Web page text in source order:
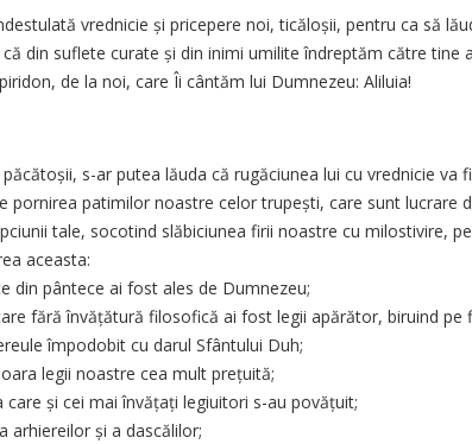
vrednicie și pricepere noi, ticăloșii, pentru ca să
din suflete curate și din inimi umilite îndreptăm către tine
de la noi, care Îi cântăm lui Dumnezeu: Aliluia!
s-ar putea lăuda că rugăciunea lui cu vrednicie va
pornirea patimilor noastre celor trupești, care sunt lucrare
tale, socotind slăbiciunea firii noastre cu milostivire,
aceasta:
din pântece ai fost ales de Dumnezeu;
fără învățătură filosofică ai fost legii apărător, biruind pe
împodobit cu darul Sfântului Duh;
legii noastre cea mult prețuită;
care și cei mai învățați legiuitori s-au povățuit;
arhiereilor și a dascălilor;